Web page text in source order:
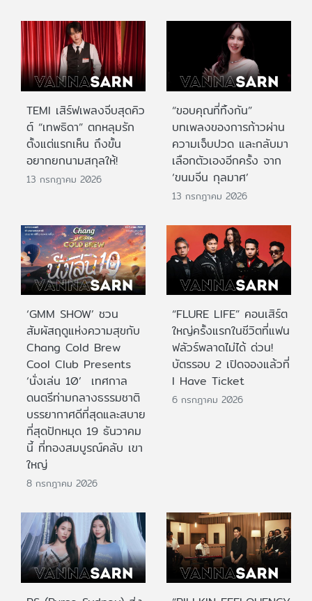
TEMI เสิร์ฟเพลงจีบสุดคิว
ต์ “เทพธิดา” ตกหลุมรัก
ตั้งแต่แรกเห็น ถึงขั้น
อยากยกนามสกุลให้!
13 กรกฎาคม 2026
“ขอบคุณที่ทิ้งกัน”
บทเพลงของการก้าวผ่าน
ความเจ็บปวด และกลับมา
เลือกตัวเองอีกครั้ง จาก
‘ขนมจีน กุลมาศ’
13 กรกฎาคม 2026
‘GMM SHOW’ ชวน
สัมผัสฤดูแห่งความสุขกับ
Chang Cold Brew
Cool Club Presents
‘นั่งเล่น 10’ เทศกาล
ดนตรีท่ามกลางธรรมชาติ
บรรยากาศดีที่สุดและสบาย
ที่สุดปักหมุด 19 ธันวาคม
นี้ ที่ทองสมบูรณ์คลับ เขา
ใหญ่
8 กรกฎาคม 2026
“FLURE LIFE” คอนเสิร์ต
ใหญ่ครั้งแรกในชีวิตที่แฟน
ฟลัวร์พลาดไม่ได้ ด่วน!
บัตรรอบ 2 เปิดจองแล้วที่
I Have Ticket
6 กรกฎาคม 2026